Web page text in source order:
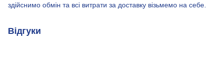
здійснимо обмін та всі витрати за доставку візьмемо на себе.
Відгуки